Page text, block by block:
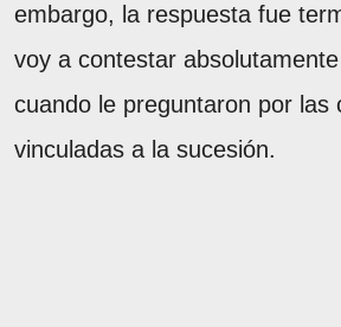
embargo, la respuesta fue
voy a contestar
cuando le preguntaron por las
vinculadas a la sucesión.